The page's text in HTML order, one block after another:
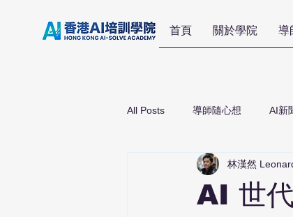
首頁 關於學院 導
All Posts 導師隨心想 AI新
AI 世
林漢然